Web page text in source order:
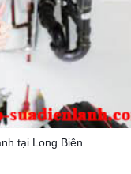
tại Long Biên